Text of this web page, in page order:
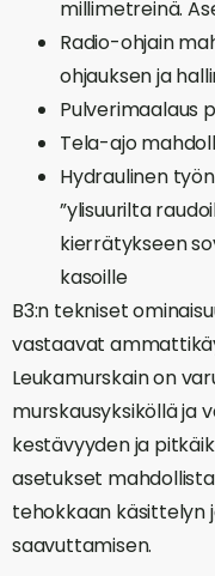
millimetreinä.
Radio-ohjain
ohjauksen ja
Pulverimaalaus
Tela-ajo
Hydraulinen
”ylisuurilta
kierrätykseen
kasoille
B3:n tekniset
vastaavat
Leukamurskain on
murskausyksiköllä ja
kestävyyden ja
asetukset
tehokkaan käsittelyn
saavuttamisen.